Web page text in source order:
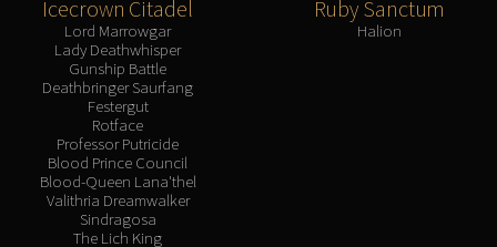
Icecrown Citadel
Lord Marrowgar
Lady Deathwhisper
Gunship Battle
Deathbringer Saurfang
Festergut
Rotface
Professor Putricide
Blood Prince Council
Blood-Queen Lana'thel
Valithria Dreamwalker
Sindragosa
The Lich King
Ruby Sanctum
Halion